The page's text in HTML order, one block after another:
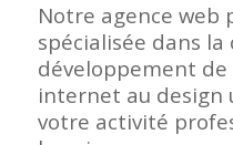
Notre agence web
spécialisée dans
développement
internet au design
votre activité